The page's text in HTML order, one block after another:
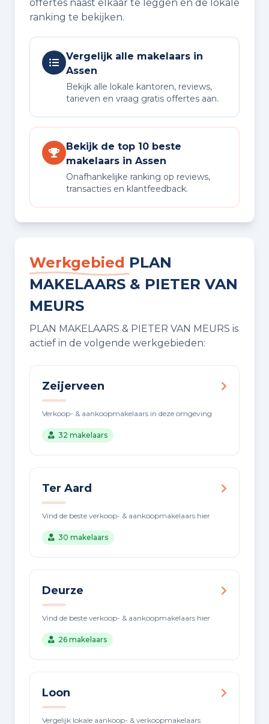
offertes naast elkaar te leggen en de lokale
ranking te bekijken.
Vergelijk alle makelaars in
Assen
Bekijk alle lokale kantoren, reviews,
tarieven en vraag gratis offertes aan.
Bekijk de top 10 beste
makelaars in Assen
Onafhankelijke ranking op reviews,
transacties en klantfeedback.
Werkgebied PLAN
MAKELAARS & PIETER VAN
MEURS
PLAN MAKELAARS & PIETER VAN MEURS is
actief in de volgende werkgebieden:
Zeijerveen
Verkoop- & aankoopmakelaars in deze omgeving
32 makelaars
Ter Aard
Vind de beste verkoop- & aankoopmakelaars hier
30 makelaars
Deurze
Vind de beste verkoop- & aankoopmakelaars hier
26 makelaars
Loon
Vergelijk lokale aankoop- & verkoopmakelaars